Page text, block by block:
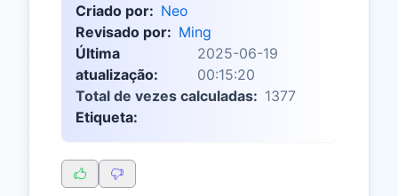
Criado por: Neo
Revisado por: Ming
Última
atualização:
2025-06-19
00:15:20
Total de vezes calculadas: 1377
Etiqueta: